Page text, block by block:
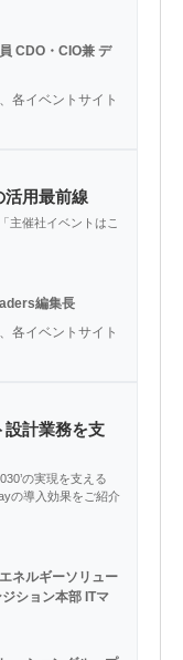
CDO・CIO兼 デ
各イベントサイト
活用最前線
主催社イベントはこ
編集長
各イベントサイト
設計業務を支
の実現を支える
の導入効果をご紹介
ネルギーソリュー
ション本部 ITマ